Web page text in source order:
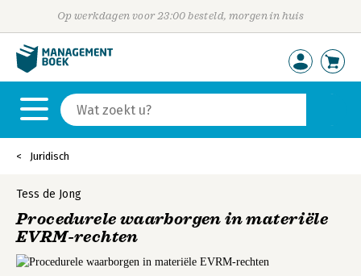
Op werkdagen voor 23:00 besteld, morgen in huis
Juridisch
Tess de Jong
Procedurele waarborgen in materiële
EVRM-rechten